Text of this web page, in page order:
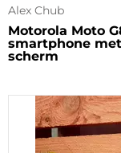
Alex Chub
Motorola Moto
smartphone met
scherm